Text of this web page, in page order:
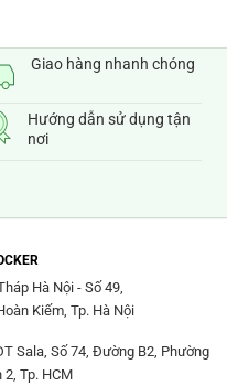
Giao hàng nhanh chóng
Hướng dẫn sử dụng tận
nơi
Hà Nội - Số 49,
Kiếm, Tp. Hà Nội
Sala, Số 74, Đường B2, Phường
Tp. HCM